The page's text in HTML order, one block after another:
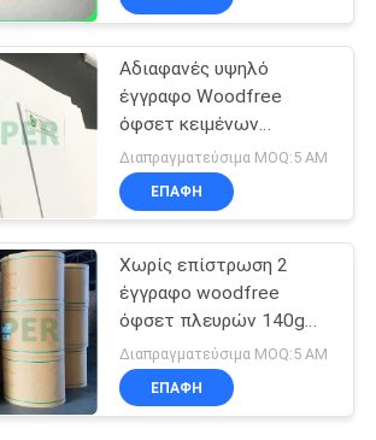
Αδιαφανές υψηλό
έγγραφο Woodfree
όφσετ κειμένων
λευκότητας 60# 80# για
το υλικό εκτύπωσης
Διαπραγματεύσιμα MOQ:5 ΑΜ
ΕΠΑΦΉ
Χωρίς επίστρωση 2
έγγραφο woodfree
όφσετ πλευρών 140g
160g κιτρινωπό/
έγγραφο βιβλίων
ελεφαντόδοντου
Διαπραγματεύσιμα MOQ:5 ΑΜ
ΕΠΑΦΉ